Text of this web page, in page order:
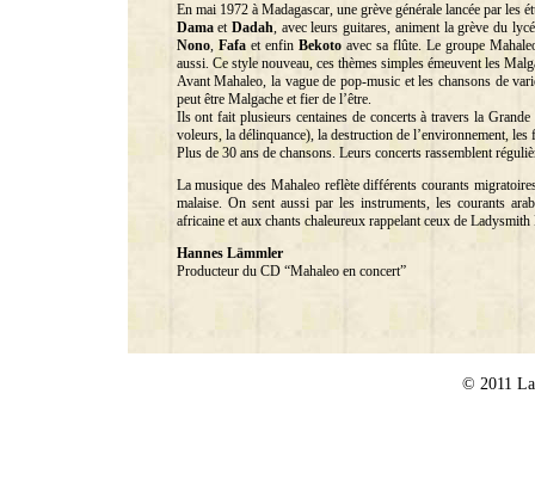
En mai 1972 à Madagascar, une grève générale lancée par
Damaet Dadah, avec leurs guitares, animent la grève du
Nono, Fafaet enfin Bekotoavec sa flûte. Le groupe
aussi. Ce style nouveau, ces thèmes simples émeuvent les
Avant Mahaleo, la vague de pop-music et les chansons de
peut être Malgache et fier de l’être.
Ils ont fait plusieurs centaines de concerts à travers la
voleurs, la délinquance), la destruction de l’environnement,
Plus de 30 ans de chansons. Leurs concerts rassemblent
La musique des Mahaleo reflète différents courants
malaise. On sent aussi par les instruments, les courants
africaine et aux chants chaleureux rappelant ceux de
Hannes Lämmler
Producteur du CD “Mahaleo en concert”
© 2011